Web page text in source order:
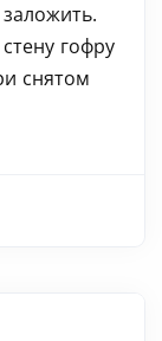
гофру
снятом